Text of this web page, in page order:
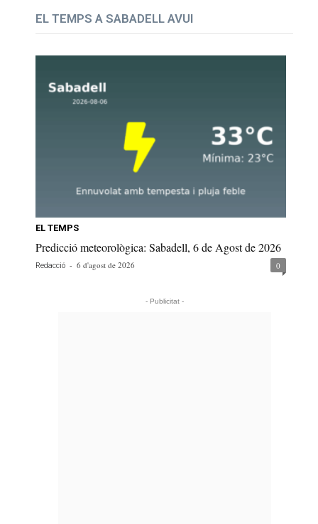
EL TEMPS A SABADELL AVUI
EL TEMPS
Predicció meteorològica: Sabadell, 6 de Agost de 2026
Redacció - 6 d'agost de 2026 0
- Publicitat -